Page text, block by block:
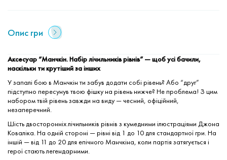
Опис гри
Аксесуар “Манчкін. Набір лічильників рівнів” — щоб усі бачили,
наскільки ти крутіший за інших
У запалі бою в Манчкін ти забув додати собі рівень? Або “друг”
підступно пересунув твою фішку на рівень нижче? Не проблема! З цим
набором твій рівень завжди на виду — чесний, офіційний,
незаперечний.
Шість двосторонніх лічильників рівнів з кумедними ілюстраціями Джона
Коваліка. На одній стороні — рівні від 1 до 10 для стандартної гри. На
іншій — від 11 до 20 для епічного Манчкіна, коли партія затягується і
герої стають легендарними.